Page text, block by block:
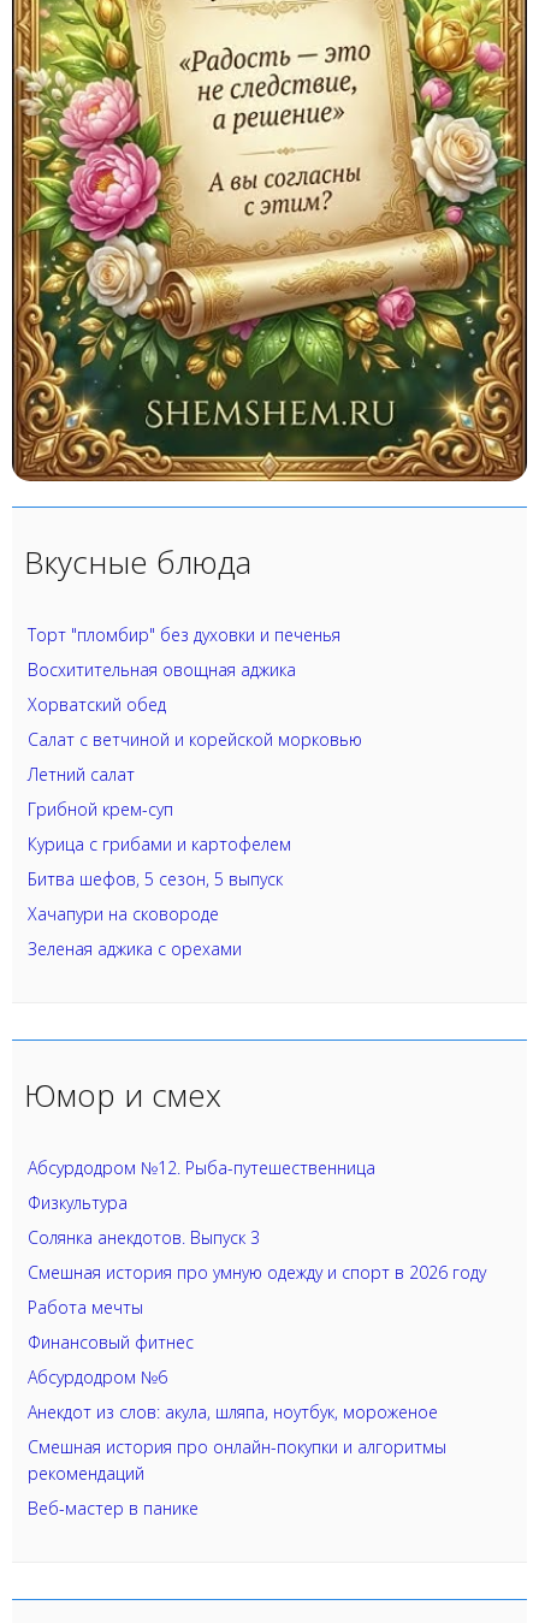
Вкусные блюда
Торт "пломбир" без духовки и печенья
Восхитительная овощная аджика
Хорватский обед
Салат с ветчиной и корейской морковью
Летний салат
Грибной крем-суп
Курица с грибами и картофелем
Битва шефов, 5 сезон, 5 выпуск
Хачапури на сковороде
Зеленая аджика с орехами
Юмор и смех
Абсурдодром №12. Рыба-путешественница
Физкультура
Солянка анекдотов. Выпуск 3
Смешная история про умную одежду и спорт в 2026 году
Работа мечты
Финансовый фитнес
Абсурдодром №6
Анекдот из слов: акула, шляпа, ноутбук, мороженое
Смешная история про онлайн-покупки и алгоритмы
рекомендаций
Веб-мастер в панике